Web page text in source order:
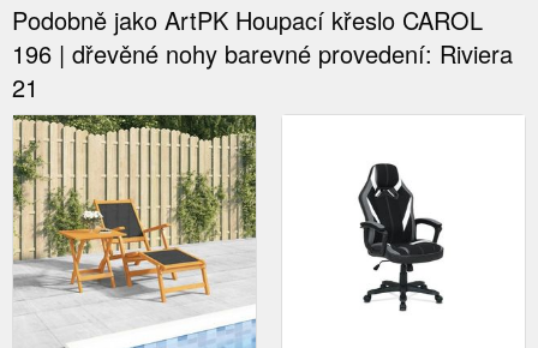
Podobně jako ArtPK Houpací křeslo CAROL
196 | dřevěné nohy barevné provedení: Riviera
21